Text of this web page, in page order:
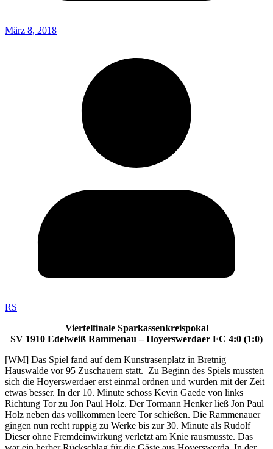
März 8, 2018
RS
Viertelfinale Sparkassenkreispokal
SV 1910 Edelweiß Rammenau – Hoyerswerdaer FC 4:0 (1:0)
[WM] Das Spiel fand auf dem Kunstrasenplatz in Bretnig
Hauswalde vor 95 Zuschauern statt. Zu Beginn des Spiels mussten
sich die Hoyerswerdaer erst einmal ordnen und wurden mit der Zeit
etwas besser. In der 10. Minute schoss Kevin Gaede von links
Richtung Tor zu Jon Paul Holz. Der Tormann Henker ließ Jon Paul
Holz neben das vollkommen leere Tor schießen. Die Rammenauer
gingen nun recht ruppig zu Werke bis zur 30. Minute als Rudolf
Dieser ohne Fremdeinwirkung verletzt am Knie rausmusste. Das